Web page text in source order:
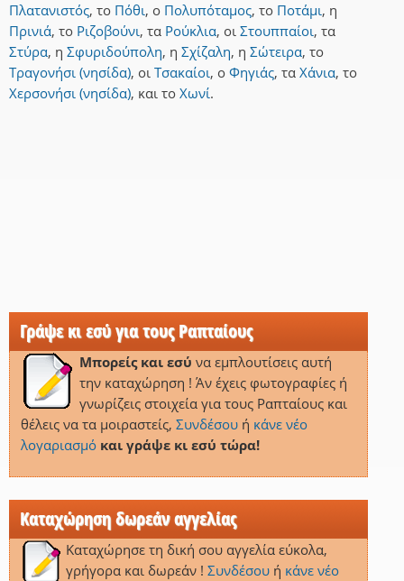
Πλατανιστός, το Πόθι, ο Πολυπόταμος, το Ποτάμι, η
Πρινιά, το Ριζοβούνι, τα Ρούκλια, οι Στουππαίοι, τα
Στύρα, η Σφυριδούπολη, η Σχίζαλη, η Σώτειρα, το
Τραγονήσι (νησίδα), οι Τσακαίοι, ο Φηγιάς, τα Χάνια, το
Χερσονήσι (νησίδα), και το Χωνί.
Γράψε κι εσύ για τους Ραπταίους
Μπορείς και εσύ να εμπλουτίσεις αυτή
την καταχώρηση ! Άν έχεις φωτογραφίες ή
γνωρίζεις στοιχεία για τους Ραπταίους και
θέλεις να τα μοιραστείς, Συνδέσουή κάνε νέο
λογαριασμό και γράψε κι εσύ τώρα!
Καταχώρηση δωρεάν αγγελίας
Καταχώρησε τη δική σου αγγελία εύκολα,
γρήγορα και δωρεάν ! Συνδέσουή κάνε νέο